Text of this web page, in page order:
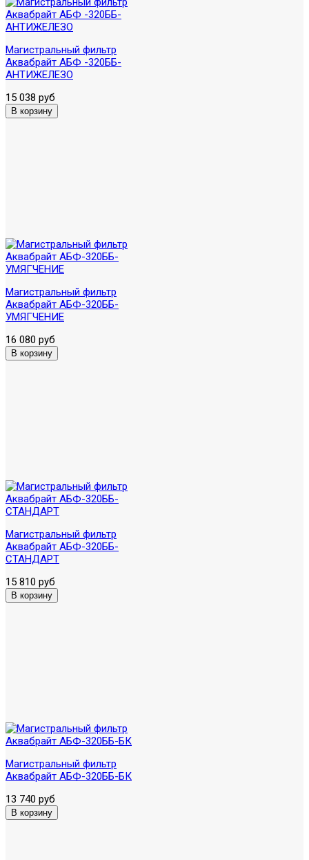
Магистральный фильтр
Аквабрайт АБФ -320ББ-
АНТИЖЕЛЕЗО
15 038 руб
Магистральный фильтр
Аквабрайт АБФ-320ББ-
УМЯГЧЕНИЕ
16 080 руб
Магистральный фильтр
Аквабрайт АБФ-320ББ-
СТАНДАРТ
15 810 руб
Магистральный фильтр
Аквабрайт АБФ-320ББ-БК
13 740 руб